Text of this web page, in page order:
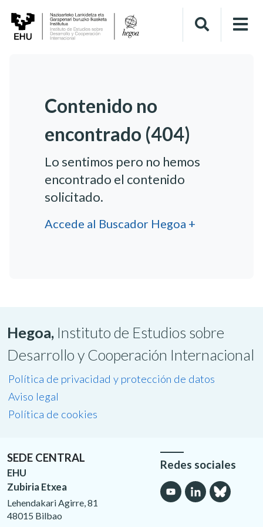
Contenido no
encontrado (404)
Lo sentimos pero no hemos
encontrado el contenido
solicitado.
Accede al Buscador Hegoa +
Hegoa, Instituto de Estudios sobre
Desarrollo y Cooperación Internacional
Política de privacidad y protección de datos
Aviso legal
Política de cookies
SEDE CENTRAL
EHU
Zubiria Etxea
Lehendakari Agirre, 81
48015 Bilbao
Redes sociales